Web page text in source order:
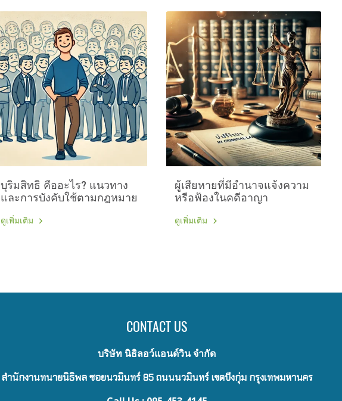
บุริมสิทธิ คืออะไร? แนวทาง
และการบังคับใช้ตามกฎหมาย
ดูเพิ่มเติม
ผู้เสียหายที่มีอำนาจแจ้งความ
หรือฟ้องในคดีอาญา
ดูเพิ่มเติม
CONTACT US
บริษัท นิธิลอว์แอนด์วิน จำกัด
สำนักงานทนายนิธิพล ซอยนวมินทร์ 85 ถนนนวมินทร์ เขตบึงกุ่ม กรุงเทพมหานคร